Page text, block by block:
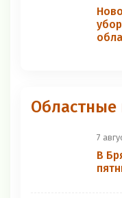
Областные
7
В